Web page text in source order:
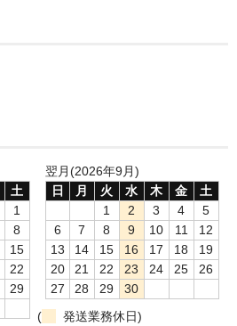
土
1
8
15
22
29
翌月(2026年9月)
日
月 火 水 木 金
土
1
2 3 4
5
6
7 8 9 10 11
12
13
14 15 16 17 18
19
20
21 22 23 24 25
26
27
28 29
30
(
発送業務休日)